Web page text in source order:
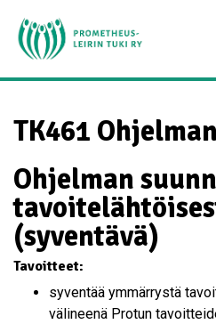
TK461
Ohjelman
(syventävä)
Tavoitteet:
syventää ymmärrystä
välineenä Protun